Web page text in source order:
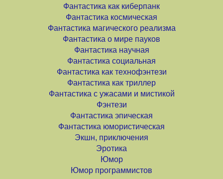
Фантастика как киберпанк
Фантастика космическая
Фантастика магического реализма
Фантастика о мире пауков
Фантастика научная
Фантастика социальная
Фантастика как технофэнтези
Фантастика как триллер
Фантастика с ужасами и мистикой
Фэнтези
Фантастика эпическая
Фантастика юмористическая
Экшн, приключения
Эротика
Юмор
Юмор программистов